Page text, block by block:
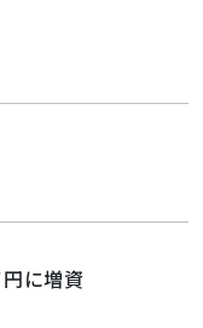
に増資